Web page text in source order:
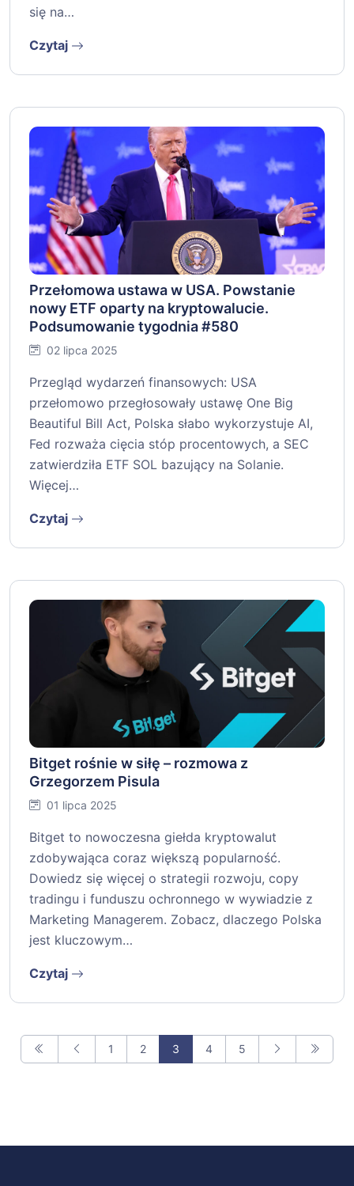
się na…
Czytaj
Przełomowa ustawa w USA. Powstanie
nowy ETF oparty na kryptowalucie.
Podsumowanie tygodnia #580
02 lipca 2025
Przegląd wydarzeń finansowych: USA
przełomowo przegłosowały ustawę One Big
Beautiful Bill Act, Polska słabo wykorzystuje AI,
Fed rozważa cięcia stóp procentowych, a SEC
zatwierdziła ETF SOL bazujący na Solanie.
Więcej…
Czytaj
Bitget rośnie w siłę – rozmowa z
Grzegorzem Pisula
01 lipca 2025
Bitget to nowoczesna giełda kryptowalut
zdobywająca coraz większą popularność.
Dowiedz się więcej o strategii rozwoju, copy
tradingu i funduszu ochronnego w wywiadzie z
Marketing Managerem. Zobacz, dlaczego Polska
jest kluczowym…
Czytaj
1 2 3 4 5